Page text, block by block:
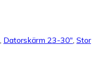
Datorskärm 23-30" Stor